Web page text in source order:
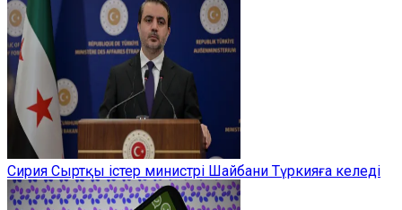
Сирия Сыртқы істер министрі Шайбани Түркияға келеді